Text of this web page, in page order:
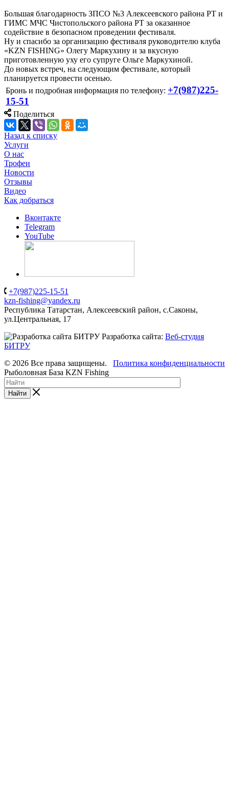
Большая благодарность ЗПСО №3 Алексеевского района РТ и
ГИМС МЧС Чистопольского района РТ за оказанное
содействие в безопасном проведении фестиваля.
Ну и спасибо за организацию фестиваля руководителю клуба
«KZN FISHING» Олегу Маркухину и за вкусную
приготовленную уху его супруге Ольге Маркухиной.
До новых встреч, на следующим фестивале, который
планируется провести осенью.
Бронь и подробная информация по телефону: +7(987)225-
15-51
Поделиться
Назад к списку
Услуги
О нас
Трофеи
Новости
Отзывы
Видео
Как добраться
Вконтакте
Telegram
YouTube
+7(987)225-15-51
kzn-fishing@yandex.ru
Республика Татарстан, Алексеевский район, с.Саконы,
ул.Центральная, 17
Разработка сайта: Веб-студия
БИТРУ
Политика конфиденциальности
© 2026 Все права защищены.
Рыболовная База KZN Fishing
Найти